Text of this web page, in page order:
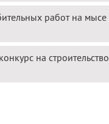
работ на мысе
на строительство